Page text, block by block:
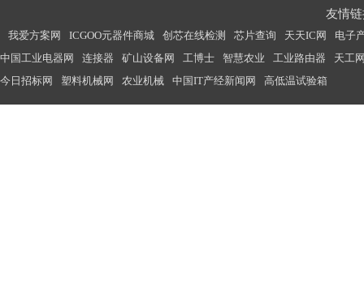
友情
我爱方案网 ICGOO元器件商城 创芯在线检测 芯片查询 天天IC网
电子
中国工业电器网
连接器 矿山设备网 工博士 智慧农业 工业路由器
天工
今日招标网
塑料机械网 农业机械 中国IT产经新闻网 高低温试验箱